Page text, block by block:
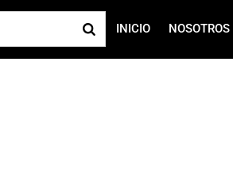
INICIO NOSOTROS